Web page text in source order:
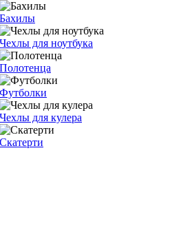
Бахилы
Чехлы для ноутбука
Полотенца
Футболки
Чехлы для кулера
Скатерти